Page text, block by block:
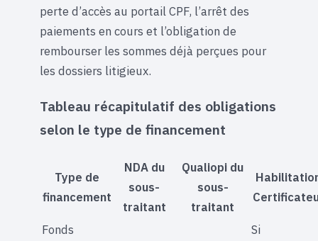
perte d’accès au portail CPF, l’arrêt des
paiements en cours et l’obligation de
rembourser les sommes déjà perçues pour
les dossiers litigieux.
Tableau récapitulatif des obligations
selon le type de financement
Type de
financement
NDA du
sous-
traitant
Qualiopi du
sous-
traitant
Fonds
Si